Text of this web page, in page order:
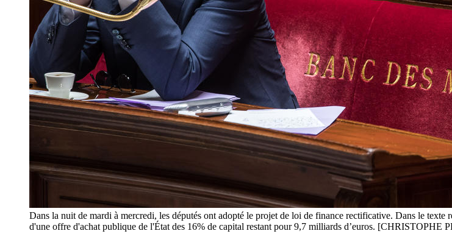
Dans la nuit de mardi à mercredi, les députés ont adopté le projet de loi de finance rectificative. Dans le
d'une offre d'achat publique de l'État des 16% de capital restant pour 9,7 milliards d’euros. [CHRISTOPHE